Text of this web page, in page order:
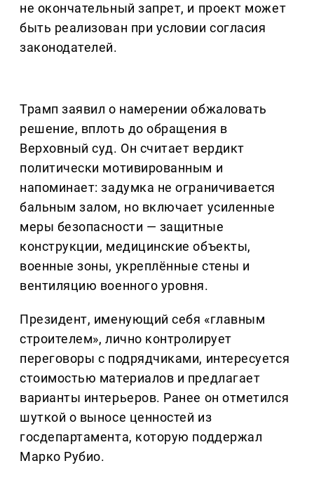
не окончательный запрет, и проект может
быть реализован при условии согласия
законодателей.
Трамп заявил о намерении обжаловать
решение, вплоть до обращения в
Верховный суд. Он считает вердикт
политически мотивированным и
напоминает: задумка не ограничивается
бальным залом, но включает усиленные
меры безопасности — защитные
конструкции, медицинские объекты,
военные зоны, укреплённые стены и
вентиляцию военного уровня.
Президент, именующий себя «главным
строителем», лично контролирует
переговоры с подрядчиками, интересуется
стоимостью материалов и предлагает
варианты интерьеров. Ранее он отметился
шуткой о выносе ценностей из
госдепартамента, которую поддержал
Марко Рубио.